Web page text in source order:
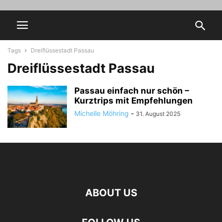
Tags Dreiflüssestadt Passau
Dreiflüssestadt Passau
Passau einfach nur schön –
Kurztrips mit Empfehlungen
Michelle Möhring - 31. August 2025
ABOUT US